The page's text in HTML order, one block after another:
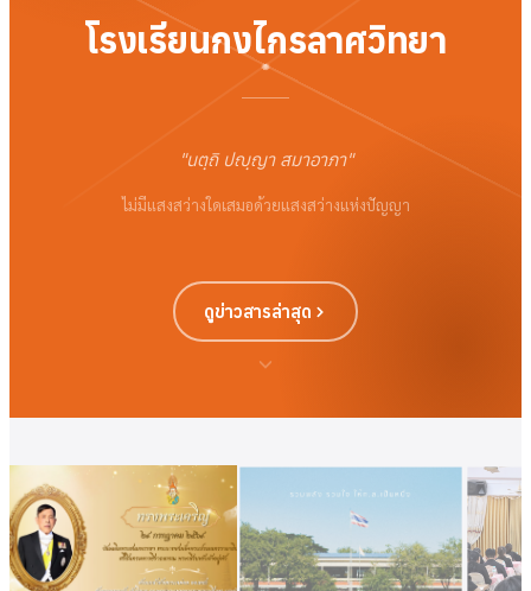
โรงเรียนกงไกรลาศวิทยา
"นตฺถิ ปญฺญา สมาอาภา"
ไม่มีแสงสว่างใดเสมอด้วยแสงสว่างแห่งปัญญา
ดูข่าวสารล่าสุด